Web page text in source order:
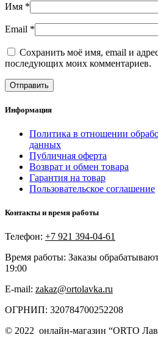
Имя *
Email *
Сохранить моё имя, email и
последующих моих комментариев.
Информация
Политика в отношении
данных
Публичная оферта
Возврат и обмен товара
Гарантия на товар
Пользовательское соглашение
Контакты и время работы
Телефон: +7 921 394-04-61
Время работы: Заказы
19:00
E-mail: zakaz@ortolavka.ru
ОГРНИП: 320784700252208
© 2022 онлайн-магазин “ORTO